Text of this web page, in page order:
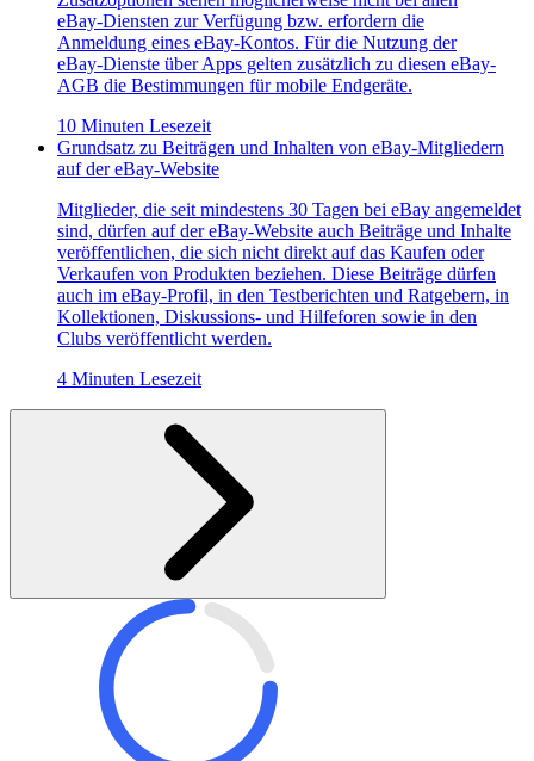
eBay-Diensten zur Verfügung bzw. erfordern die
Anmeldung eines eBay-Kontos. Für die Nutzung der
eBay-Dienste über Apps gelten zusätzlich zu diesen eBay-
AGB die Bestimmungen für mobile Endgeräte.
10 Minuten Lesezeit
Grundsatz zu Beiträgen und Inhalten von eBay-Mitgliedern
auf der eBay-Website
Mitglieder, die seit mindestens 30 Tagen bei eBay angemeldet
sind, dürfen auf der eBay-Website auch Beiträge und Inhalte
veröffentlichen, die sich nicht direkt auf das Kaufen oder
Verkaufen von Produkten beziehen. Diese Beiträge dürfen
auch im eBay-Profil, in den Testberichten und Ratgebern, in
Kollektionen, Diskussions- und Hilfeforen sowie in den
Clubs veröffentlicht werden.
4 Minuten Lesezeit